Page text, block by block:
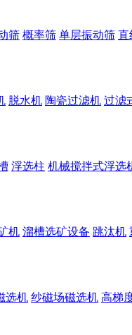
筛 概率筛 单层振动筛 直
脱水机 陶瓷过滤机 过滤
浮选柱 机械搅拌式浮选
机 溜槽选矿设备 跳汰机
选机 纱磁场磁选机 高梯